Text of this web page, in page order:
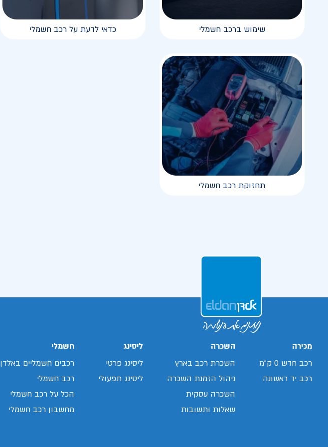
שימוש ברכב חשמלי כדאי לדעת על רכב חשמלי
תחזוקת רכב חשמלי
מכירה
רכב חדש 0 ק"מ
רכב יד ראשונה
השכרה
השכרת רכב בארץ
ניהול הזמנת השכרה
השכרה עסקית
שאלות ותשובות
ליסינג
ליסינג פרטי
ליסינג תפעולי
חשמלי
רכבים חשמליים באלדן
רכב חשמלי
הכל על רכב חשמלי
מחשבון רכב חשמלי